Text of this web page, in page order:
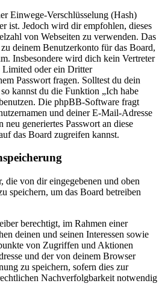
Einwege-Verschlüsselung (Hash)
ist. Jedoch wird dir empfohlen, dieses
von Webseiten zu verwenden. Das
deinem Benutzerkonto für das Board,
Insbesondere wird dich kein Vertreter
oder ein Dritter
Passwort fragen. Solltest du dein
kannst du die Funktion „Ich habe
Die phpBB-Software fragt
und deiner E-Mail-Adresse
neu generiertes Passwort an diese
das Board zugreifen kannst.
die von dir eingegebenen und oben
speichern, um das Board betreiben
berechtigt, im Rahmen einer
deinen und seinen Interessen sowie
von Zugriffen und Aktionen
und der von deinem Browser
zu speichern, sofern dies zur
Nachverfolgbarkeit notwendig